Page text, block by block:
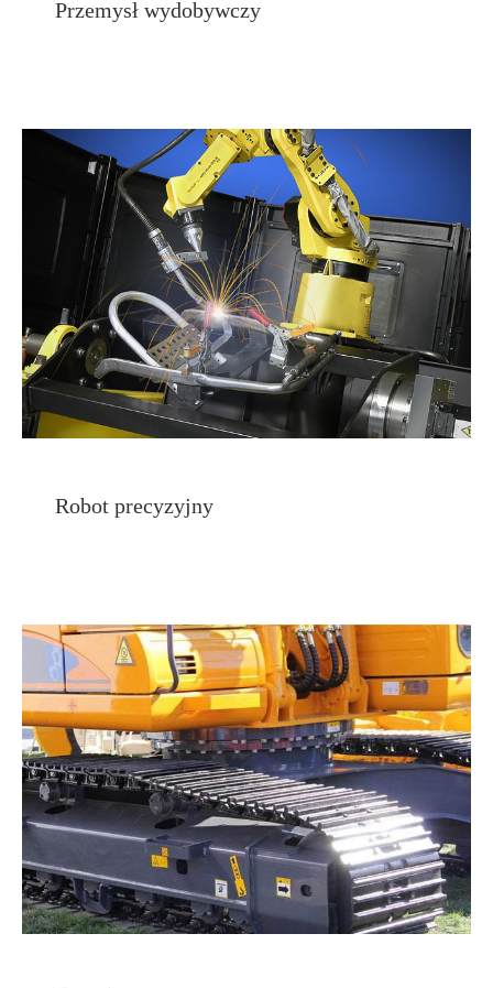
Przemysł wydobywczy
Robot precyzyjny